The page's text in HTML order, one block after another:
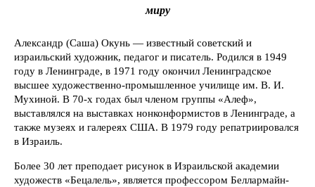
миру
Александр (Саша) Окунь — известный советский и
израильский художник, педагог и писатель. Родился в 1949
году в Ленинграде, в 1971 году окончил Ленинградское
высшее художественно-промышленное училище им. В. И.
Мухиной. В 70-х годах был членом группы «Алеф»,
выставлялся на выставках нонконформистов в Ленинграде, а
также музеях и галереях США. В 1979 году репатриировался
в Израиль.
Более 30 лет преподает рисунок в Израильской академии
художеств «Бецалель», является профессором Беллармайн-